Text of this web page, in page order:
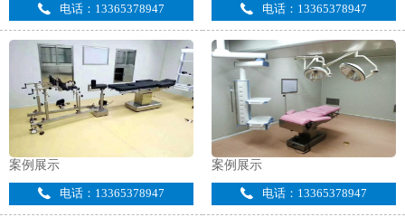
电话：13365378947 电话：13365378947
案例展示
电话：13365378947
案例展示
电话：13365378947